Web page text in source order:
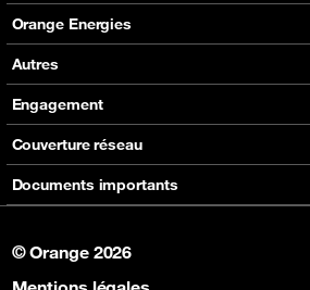
Nos produits
Assistance
Carte Visa Orange Money
Devenir partenaire Orange Money
Assistance
Orange Energies
Offres
Autres
SVA
Max it
Boutique
Engagement
RSE
Fondation Orange
Couverture réseau
Documents importants
© Orange 2026